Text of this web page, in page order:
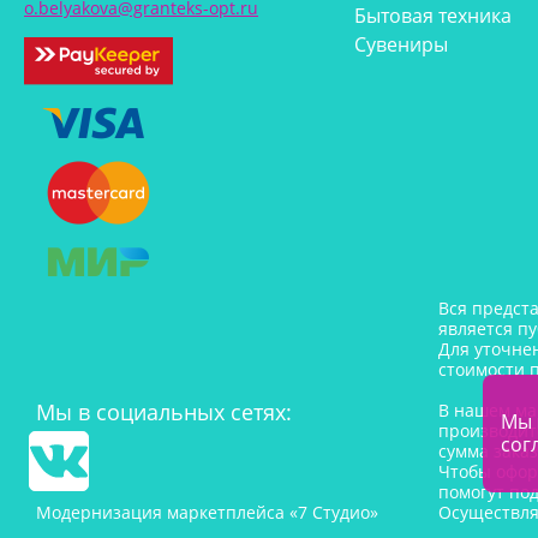
o.belyakova@granteks-opt.ru
Бытовая техника
Сувениры
Мы в социальных сетях:
Модернизация маркетплейса «7 Студио»
Вся
является
Для
стоимости
В нашем
сумма
Чтобы
помогут
Мы